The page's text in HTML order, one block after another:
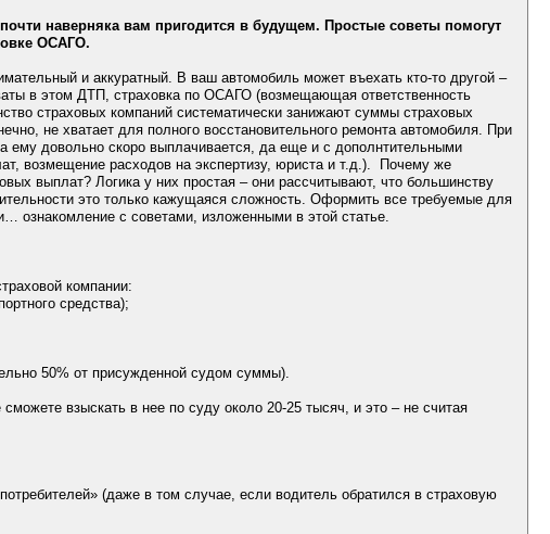
наверняка вам пригодится в будущем. Простые советы помогут
ОСАГО.
и аккуратный. В ваш автомобиль может въехать кто-то другой –
в этом ДТП, страховка по ОСАГО (возмещающая ответственность
страховых компаний систематически занижают суммы страховых
не хватает для полного восстановительного ремонта автомобиля. При
ему довольно скоро выплачивается, да еще и с дополнтительными
возмещение расходов на экспертизу, юриста и т.д.). Почему же
выплат? Логика у них простая – они рассчитывают, что большинству
это только кажущаяся сложность. Оформить все требуемые для
ознакомление с советами, изложенными в этой статье.
компании:
средства);
50% от присужденной судом суммы).
взыскать в нее по суду около 20-25 тысяч, и это – не считая
(даже в том случае, если водитель обратился в страховую